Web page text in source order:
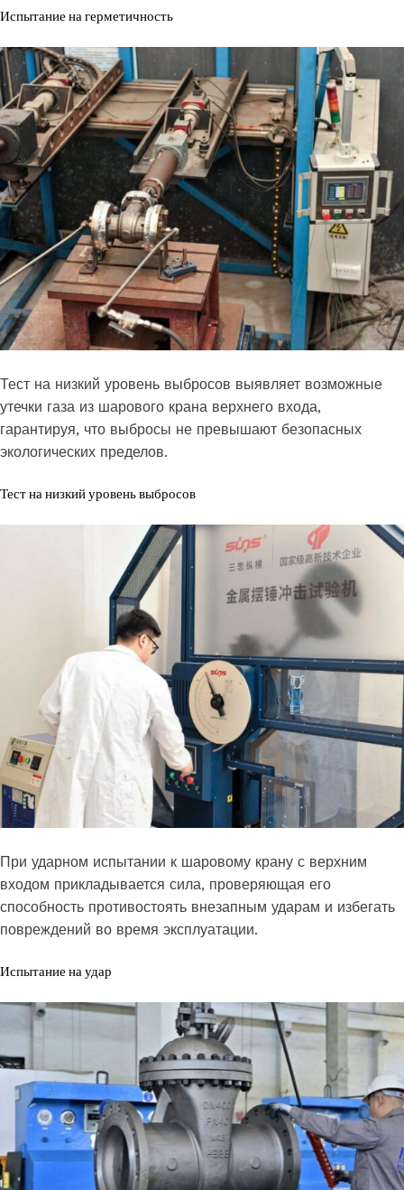
Испытание на герметичность
Тест на низкий уровень выбросов выявляет возможные
утечки газа из шарового крана верхнего входа,
гарантируя, что выбросы не превышают безопасных
экологических пределов.
Тест на низкий уровень выбросов
При ударном испытании к шаровому крану с верхним
входом прикладывается сила, проверяющая его
способность противостоять внезапным ударам и избегать
повреждений во время эксплуатации.
Испытание на удар